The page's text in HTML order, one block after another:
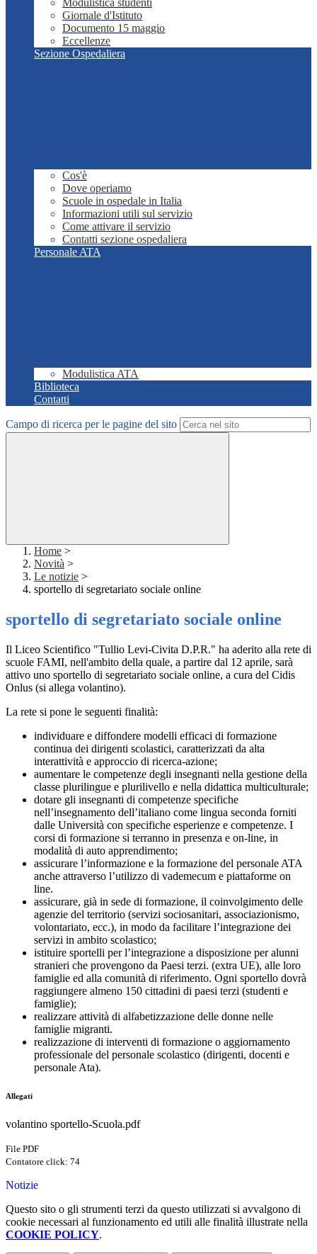
Modulistica studenti
Giornale d'Istituto
Documento 15 maggio
Eccellenze
Sezione Ospedaliera
Cos'è
Dove operiamo
Scuole in ospedale in Italia
Informazioni utili sul servizio
Come attivare il servizio
Contatti sezione ospedaliera
Personale ATA
Modulistica ATA
Biblioteca
Contatti
Campo di ricerca per le pagine del sito
Home >
Novità >
Le notizie >
sportello di segretariato sociale online
sportello di segretariato sociale online
Il Liceo Scientifico "Tullio Levi-Civita D.P.R." ha aderito alla rete di
scuole FAMI, nell'ambito della quale, a partire dal 12 aprile, sarà
attivo uno sportello di segretariato sociale online, a cura del Cidis
Onlus (si allega volantino).
La rete si pone le seguenti finalità:
individuare e diffondere modelli efficaci di formazione
continua dei dirigenti scolastici, caratterizzati da alta
interattività e approccio di ricerca-azione;
aumentare le competenze degli insegnanti nella gestione della
classe plurilingue e plurilivello e nella didattica multiculturale;
dotare gli insegnanti di competenze specifiche
nell’insegnamento dell’italiano come lingua seconda forniti
dalle Università con specifiche esperienze e competenze. I
corsi di formazione si terranno in presenza e on-line, in
modalità di auto apprendimento;
assicurare l’informazione e la formazione del personale ATA
anche attraverso l’utilizzo di vademecum e piattaforme on
line.
assicurare, già in sede di formazione, il coinvolgimento delle
agenzie del territorio (servizi sociosanitari, associazionismo,
volontariato, ecc.), in modo da facilitare l’integrazione dei
servizi in ambito scolastico;
istituire sportelli per l’integrazione a disposizione per alunni
stranieri che provengono da Paesi terzi. (extra UE), alle loro
famiglie ed alla comunità di riferimento. Ogni sportello dovrà
raggiungere almeno 150 cittadini di paesi terzi (studenti e
famiglie);
realizzare attività di alfabetizzazione delle donne nelle
famiglie migranti.
realizzazione di interventi di formazione o aggiornamento
professionale del personale scolastico (dirigenti, docenti e
personale Ata).
Allegati
volantino sportello-Scuola.pdf
File PDF
Contatore click: 74
Notizie
Questo sito o gli strumenti terzi da questo utilizzati si avvalgono di
cookie necessari al funzionamento ed utili alle finalità illustrate nella
COOKIE POLICY.